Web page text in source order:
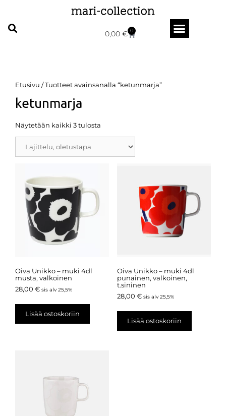
0,00 € 0
Etusivu / Tuotteet avainsanalla “ketunmarja”
ketunmarja
Näytetään kaikki 3 tulosta
Oiva Unikko – muki 4dl
musta, valkoinen
28,00 € sis alv 25,5%
Lisää ostoskoriin
Oiva Unikko – muki 4dl
punainen, valkoinen,
t.sininen
28,00 € sis alv 25,5%
Lisää ostoskoriin